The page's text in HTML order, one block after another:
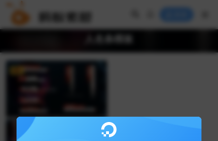
人名条模板